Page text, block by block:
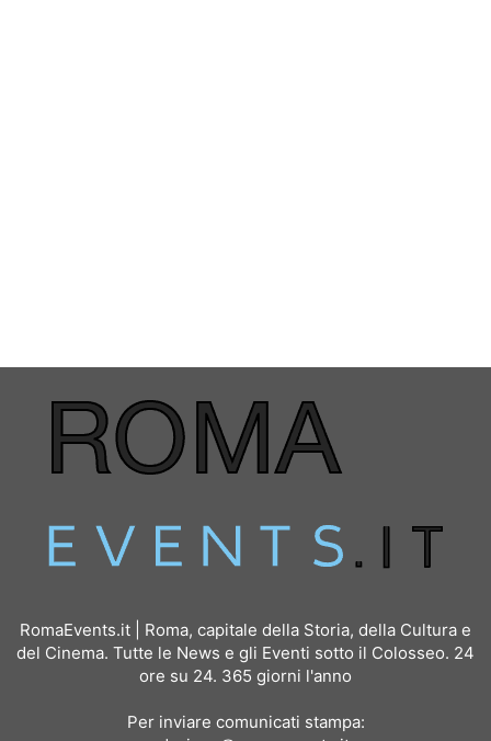
RomaEvents.it | Roma, capitale della Storia, della Cultura e
del Cinema. Tutte le News e gli Eventi sotto il Colosseo. 24
ore su 24. 365 giorni l'anno
Per inviare comunicati stampa: